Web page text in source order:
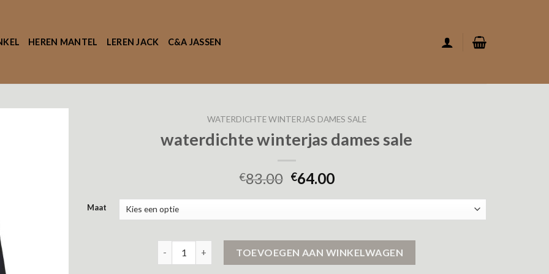
HEREN MANTEL LEREN JACK C&A JASSEN
WATERDICHTE WINTERJAS DAMES SALE
waterdichte winterjas dames sale
€83.00 €64.00
Maat
TOEVOEGEN AAN WINKELWAGEN